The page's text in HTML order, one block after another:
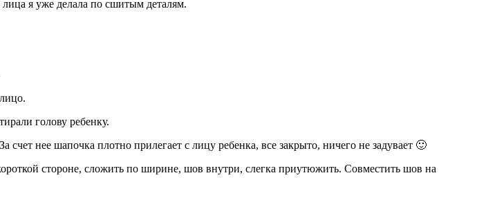
я уже делала по сшитым деталям.
голову ребенку.
нее шапочка плотно прилегает с лицу ребенка, все закрыто, ничего не задувает 🙂
стороне, сложить по ширине, шов внутри, слегка приутюжить. Совместить шов на